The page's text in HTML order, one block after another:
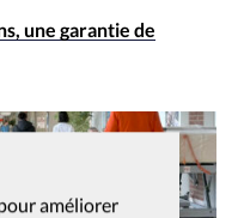
améliorer
une garantie de